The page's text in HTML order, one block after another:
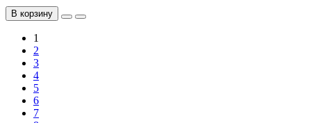
В корзину
1
2
3
4
5
6
7